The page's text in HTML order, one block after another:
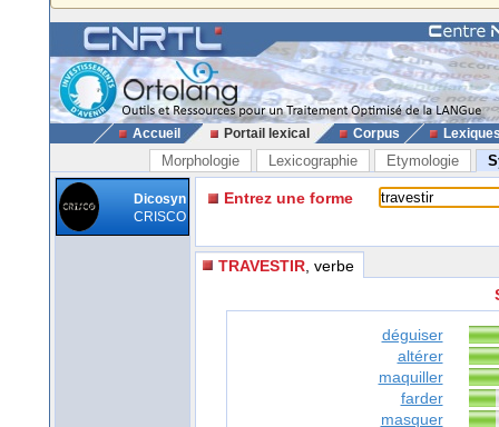
Accueil Portail lexical Corpus
Morphologie Lexicographie Etymologie
Dicosyn
CRISCO
Entrez une forme
TRAVESTIR , verbe
déguiser
altérer
maquiller
farder
masquer